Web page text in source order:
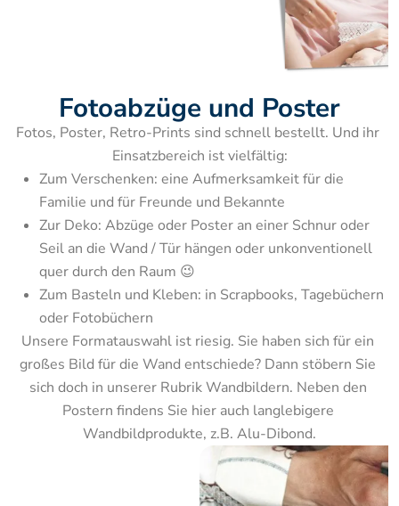
Fotoabzüge und Poster
Fotos, Poster, Retro-Prints sind schnell bestellt. Und ihr
Zum Verschenken: eine Aufmerksamkeit für die
Familie und für Freunde und Bekannte
Zur Deko: Abzüge oder Poster an einer Schnur oder
Seil an die Wand / Tür hängen oder unkonventionell
quer durch den Raum 😉
Zum Basteln und Kleben: in Scrapbooks, Tagebüchern
Unsere Formatauswahl ist riesig. Sie haben sich für ein
großes Bild für die Wand entschiede? Dann stöbern Sie
sich doch in unserer Rubrik Wandbildern. Neben den
Postern findens Sie hier auch langlebigere
Wandbildprodukte, z.B. Alu-Dibond.